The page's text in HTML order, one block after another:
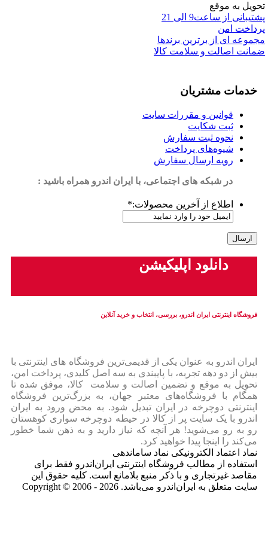
تحویل به موقع
پشتیبانی از ساعت9 الی 21
پرداخت امن
مجموعه ای از برترین برندها
ضمانت اصالت و سلامت کالا
خدمات مشتریان
قوانین و مقررات سایت
ثبت شکایت
نحوه ثبت سفارش
شیوه‌های پرداخت
رویه ارسال سفارش
در شبکه های اجتماعی، با ایران اندرو همراه باشید :
اطلاع از آخرین محصولات:*
دانلود اپلیکیشن
فروشگاه اینترنتی ایران‌ اندرو، بررسی، انتخاب و خرید آنلاین
ایران‌ اندرو به عنوان یکی از قدیمی‌ترین فروشگاه های اینترنتی با
بیش از دو دهه تجربه، با پایبندی به سه اصل کلیدی، پرداخت امن،
تحویل به موقع و تضمین اصالت و سلامت کالا، موفق شده تا
همگام با فروشگاه‌های معتبر جهان، به بزرگ‌ترین فروشگاه
اینترنتی دوچرخه در ایران تبدیل شود. به محض ورود به ایران‌
اندرو با یک سایت پر از کالا در حیطه دوچرخه سواری کوهستان
رو به رو می‌شوید! هر آنچه که نیاز دارید و به ذهن شما خطور
می‌کند را اینجا پیدا خواهید کرد.
نماد اعتماد الکترونیکی نماد ساماندهی
استفاده از مطالب فروشگاه اینترنتی ایران‌اندرو فقط برای
مقاصد غیرتجاری و با ذکر منبع بلامانع است. کلیه حقوق این
سایت متعلق به ایران‌اندرو می‌باشد. Copyright © 2006 - 2026